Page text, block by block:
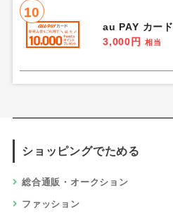
10
au PAY カード
3,000円
相当
ショッピングでためる
総合通販・オークション
ファッション